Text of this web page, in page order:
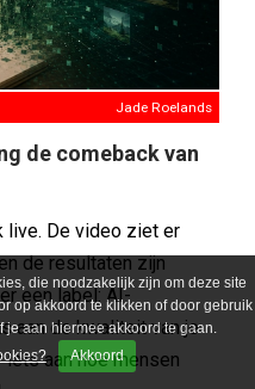
die noodzakelijk zijn om deze site
op akkoord te klikken of door gebruik
aan hiermee akkoord te gaan.
Akkoord
Jade Roelands
de comeback van
live. De video ziet er
de resultaten zijn
een label: AI-
aan de kwaliteit van je
iets aan hoe mensen